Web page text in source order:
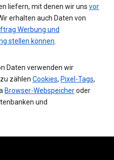
liefern, mit denen wir uns vor
erhalten auch Daten von
Werbung und
stellen können
Daten verwenden wir
zählen Cookies, Pixel-Tags,
Browser-Webspeicheroder
und